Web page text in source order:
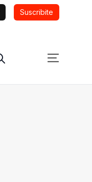
Suscribite